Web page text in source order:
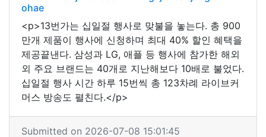
ohae
<p>13번가는 십일절 행사로 맞불을 놓는다. 총 900
만개 제품이 행사에 신청하며 최대 40% 할인 혜택을
제공끝낸다. 삼성과 LG, 애플 등 행사에 참가한 해외
외 주요 브랜드는 40개로 지난해보다 10배로 불었다.
십일절 행사 시간 하루 15번씩 총 123차례 라이브커
머스 방송도 펼친다.</p>
Submitted on 2026-07-08 15:01:45